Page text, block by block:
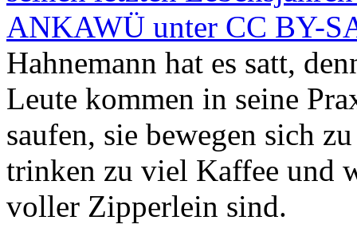
Hahnemann hat es satt,
Leute kommen in seine
saufen, sie bewegen sich
trinken zu viel Kaffee und
voller Zipperlein sind.